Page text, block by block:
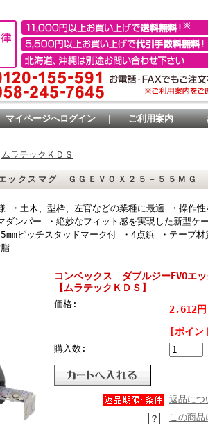
マイページへログイン ｜ ご利用案内 ｜
ムラテックＫＤＳ
ックスマグ ＧＧＥＶＯＸ２５－５５ＭＧ
・土木、型枠、左官などの業種に最適 ・操作
ダンパー ・絶妙なフィット感を実現した新型
ピッチスタッドマーク付 ・4点鋲 ・テープ材
コンベックス ダブルジーEVOエ
【ムラテックＫＤＳ】
価格:
2,612
[ポイン
購入数:
返品につ
この商品